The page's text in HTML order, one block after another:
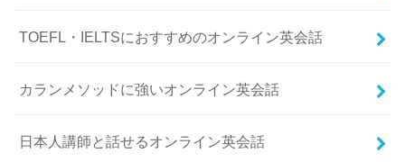
TOEFL・IELTSにおすすめのオンライン英会話
カランメソッドに強いオンライン英会話
日本人講師と話せるオンライン英会話